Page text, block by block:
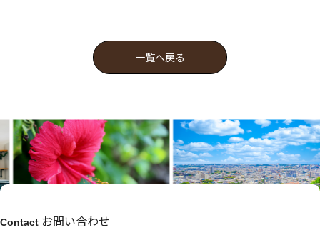
一覧へ戻る
Contact お問い合わせ